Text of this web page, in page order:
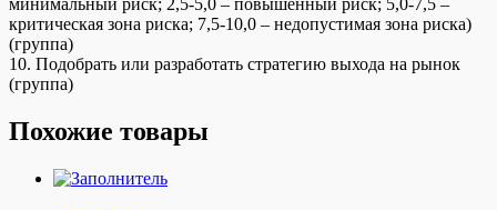
минимальный риск; 2,5-5,0 – повышенный риск; 5,0-7,5 –
критическая зона риска; 7,5-10,0 – недопустимая зона риска)
(группа)
10. Подобрать или разработать стратегию выхода на рынок
(группа)
Похожие товары